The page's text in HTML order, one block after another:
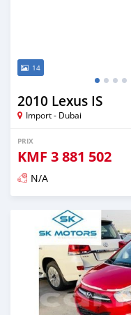
14
2010 Lexus IS
Import - Dubai
PRIX
KMF 3 881 502
N/A
Publié il y a presque 6 ans